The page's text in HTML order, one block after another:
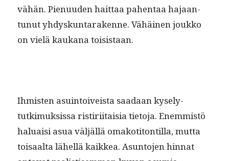
vähän. Pienu­u­den hait­taa pahen­taa hajaan­
tunut yhdyskun­tarakenne. Vähäi­nen joukko
on vielä kaukana toisistaan.
Ihmis­ten asuin­toiveista saadaan kyse­ly­
tutkimuk­sis­sa ris­tiri­itaisia tieto­ja. Enem­mistö
halu­aisi asua väljäl­lä omakoti­ton­til­la, mut­ta
toisaal­ta lähel­lä kaikkea. Asun­to­jen hin­nat